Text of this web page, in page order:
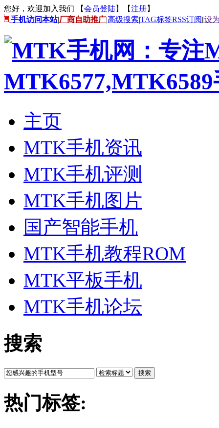
您好，欢迎加入我们 【会员登陆】【注册】
手机访问本站|厂商自助推广|高级搜索|TAG标签RSS订阅[设
主页
MTK手机资讯
MTK手机评测
MTK手机图片
国产智能手机
MTK手机教程ROM
MTK平板手机
MTK手机论坛
搜索
搜索
热门标签: